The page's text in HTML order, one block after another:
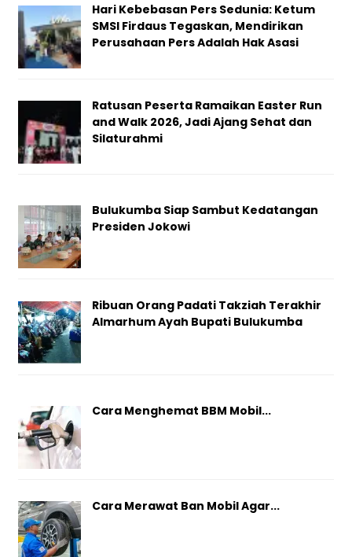
Hari Kebebasan Pers Sedunia: Ketum
SMSI Firdaus Tegaskan, Mendirikan
Perusahaan Pers Adalah Hak Asasi
Ratusan Peserta Ramaikan Easter Run
and Walk 2026, Jadi Ajang Sehat dan
Silaturahmi
Bulukumba Siap Sambut Kedatangan
Presiden Jokowi
Ribuan Orang Padati Takziah Terakhir
Almarhum Ayah Bupati Bulukumba
Cara Menghemat BBM Mobil...
Cara Merawat Ban Mobil Agar...